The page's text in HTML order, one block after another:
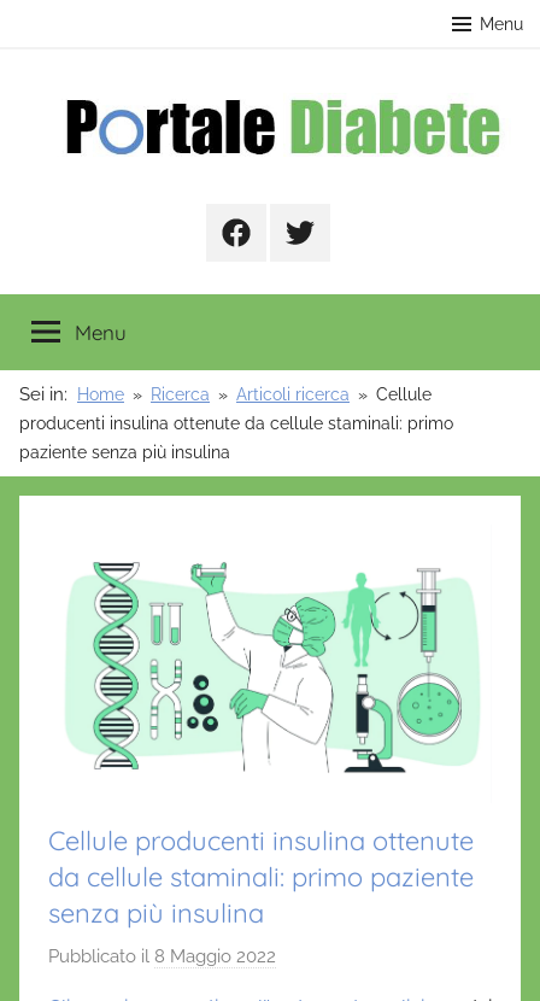
Menu
FacebookTwitter
Menu
Sei in: Home Ricerca Articoli ricerca
Cellule
producenti insulina ottenute da cellule staminali: primo
paziente senza più insulina
Cellule producenti insulina ottenute
da cellule staminali: primo paziente
senza più insulina
Pubblicato il 8 Maggio 2022